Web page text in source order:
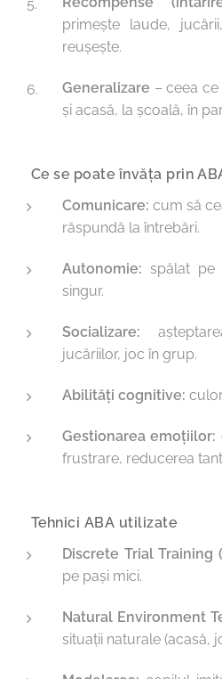
primește laude,
reușește.
Generalizare – ceea
și acasă, la școală, în
🔹 Ce se poate învăța prin
Comunicare: cum să
răspundă la întrebări.
Autonomie: spălat pe
singur.
Socializare:
jucăriilor, joc în grup.
Abilități cognitive:
Gestionarea emoțiilor:
frustrare, reducerea
🔹 Tehnici ABA utilizate
Discrete Trial Training
pe pași mici.
Natural Environment
situații naturale (acasă,